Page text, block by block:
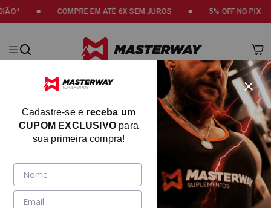
EM ATÉ 6X SEM JUROS 5% OFF NO PIX 3% DE
Cadastre-se e receba um
CUPOM EXCLUSIVO para
sua primeira compra!